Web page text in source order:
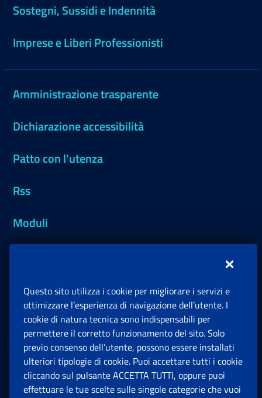
Sostegni, Sussidi e Indennità
Imprese e Liberi Professionisti
Amministrazione trasparente
Dichiarazione accessibilità
Patto con l'utenza
Rss
Moduli
Sedi e Contatti
Software
Note Legali
Questo sito utilizza i cookie per migliorare i servizi e
ottimizzare l’esperienza di navigazione dell’utente. I
cookie di natura tecnica sono indispensabili per
permettere il corretto funzionamento del sito. Solo
previo consenso dell’utente, possono essere installati
ulteriori tipologie di cookie. Puoi accettare tutti i cookie
cliccando sul pulsante ACCETTA TUTTI, oppure puoi
effettuare le tue scelte sulle singole categorie che vuoi